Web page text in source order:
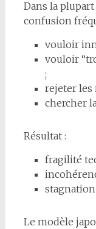
Dans la
confusion
vouloir
vouloir
;
rejeter les
chercher
Résultat :
fragilité
Le modèle